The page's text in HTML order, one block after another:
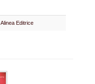
Alinea Editrice